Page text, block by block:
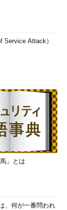
Service Attack）
」とは
、何が一番問われ